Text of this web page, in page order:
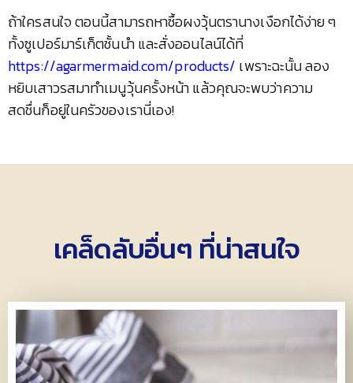
ถ้าใครสนใจ ตอนนี้สามารถหาซื้อผงวุ้นตรานางเงือกได้ง่าย ๆ
ทั้งซูเปอร์มาร์เก็ตชั้นนำ และสั่งออนไลน์ได้ที่
https://agarmermaid.com/products/ เพราะฉะนั้น ลอง
หยิบเสาวรสมาทำเมนูวุ้นครั้งหน้า แล้วคุณจะพบว่าความ
สดชื่นก็อยู่ในครัวของเรานี่เอง!
เคล็ดลับอื่นๆ ที่น่าสนใจ